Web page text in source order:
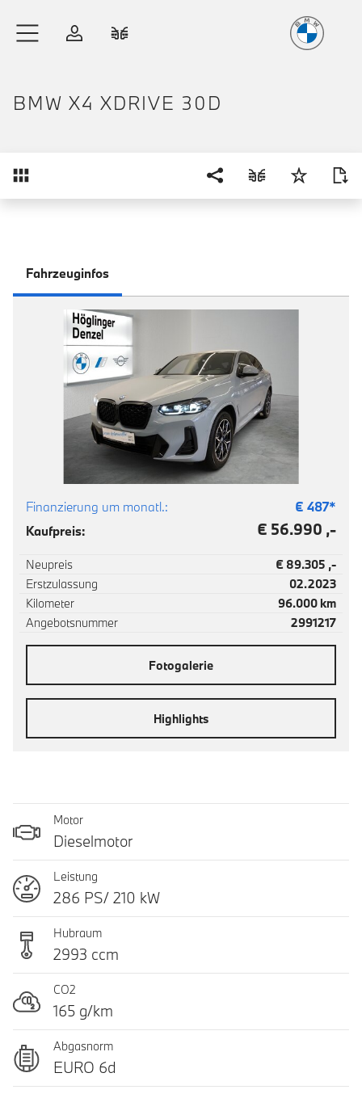
Anmelden
BMW X4 XDRIVE 30D
Fahrzeuginfos
Finanzierung um monatl.: € 487*
Kaufpreis:
€ 56.990 ,-
Neupreis
€ 89.305 ,-
Erstzulassung
02.2023
Kilometer
96.000 km
Angebotsnummer
2991217
Fotogalerie
Highlights
Motor
Dieselmotor
Leistung
286 PS/ 210 kW
Hubraum
2993 ccm
CO2
165 g/km
Abgasnorm
EURO 6d